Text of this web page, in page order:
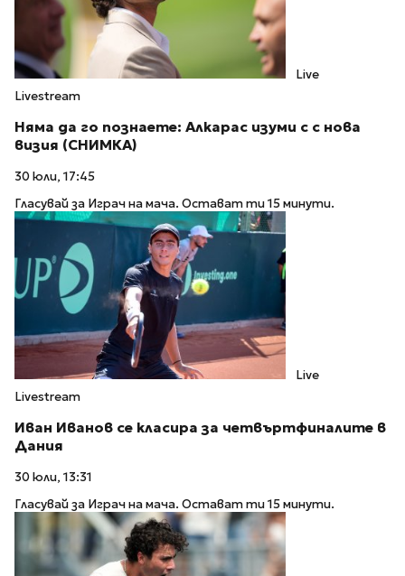
Live
Livestream
Няма да го познаете: Алкарас изуми с с нова
визия (СНИМКА)
30 юли, 17:45
Гласувай за Играч на мача. Остават ти 15 минути.
Live
Livestream
Иван Иванов се класира за четвъртфиналите в
Дания
30 юли, 13:31
Гласувай за Играч на мача. Остават ти 15 минути.